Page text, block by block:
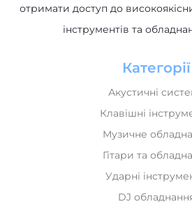
інструментів та
Акустичні
Клавішні
Музичне
Гітари та
Ударні
DJ
Духові